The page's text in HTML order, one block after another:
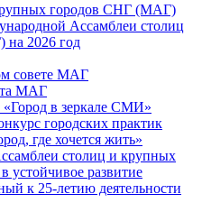
городов СНГ (МАГ)
Ассамблеи столиц
2026 год
совете МАГ
МАГ
в зеркале СМИ»
городских практик
где хочется жить»
столиц и крупных
устойчивое развитие
к 25-летию деятельности